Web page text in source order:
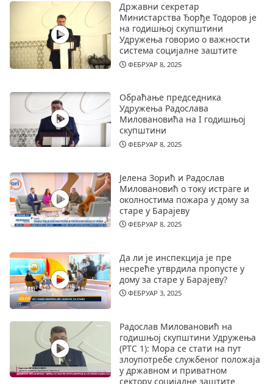
Државни секретар
Министарства Ђорђе Тодоров је
на годишњој скупштини
Удружења говорио о важности
система социјалне заштите
ФЕБРУАР 8, 2025
Обраћање председника
Удружења Радослава
Миловановића на I годишњој
скупштини
ФЕБРУАР 8, 2025
Јелена Зорић и Радослав
Миловановић о току истраге и
околностима пожара у дому за
старе у Барајеву
ФЕБРУАР 8, 2025
Да ли је инспекција је пре
несреће утврдила пропусте у
дому за старе у Барајеву?
ФЕБРУАР 3, 2025
Радослав Миловановић на
годишњој скупштини Удружења
(РТС 1): Мора се стати на пут
злоупотребе службеног положаја
у државном и приватном
сектору социјалне заштите